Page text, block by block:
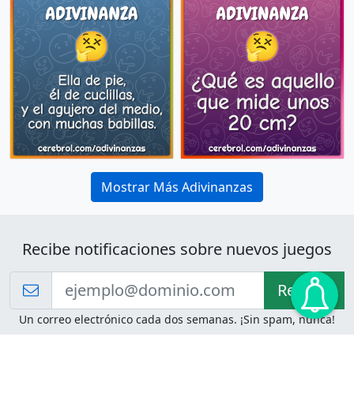
Mostrar Más Adivinanzas
Recibe notificaciones sobre nuevos juegos
Recibir!
Un correo electrónico cada dos semanas. ¡Sin spam, nunca!